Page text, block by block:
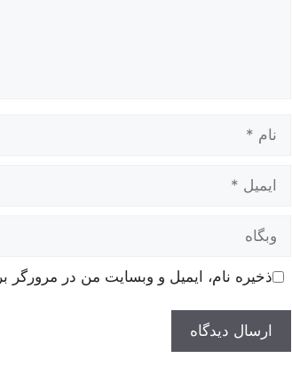
وبگاه
ذخیره نام، ایمیل و وبسایت من در مرورگر